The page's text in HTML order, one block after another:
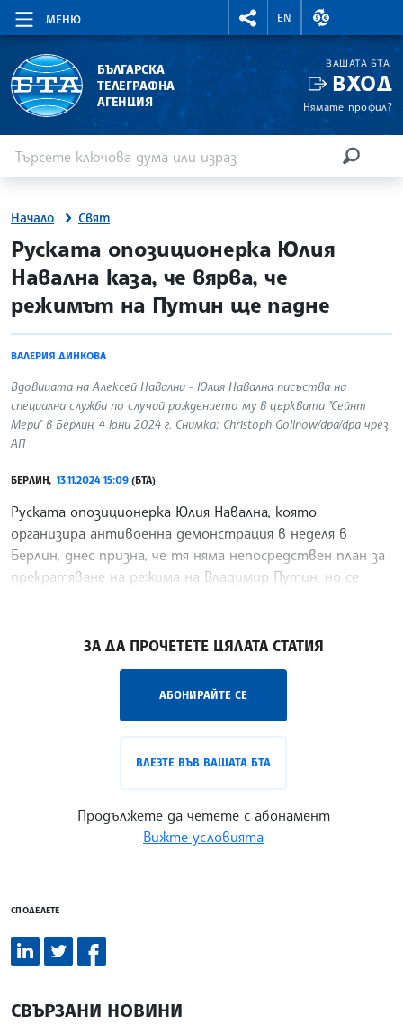
МЕНЮ
RIGHTMENU.SOCIAL
EN
ВАЛУТНИ
БЪЛГАРСКА
ТЕЛЕГРАФНА
АГЕНЦИЯ
ВАШАТА БТА
ВХОД
Нямате профил?
Начало Свят
site.bta
Руската опозиционерка Юлия
Навална каза, че вярва, че
режимът на Путин ще падне
ВАЛЕРИЯ ДИНКОВА
Вдовицата на Алексей Навални - Юлия Навална писъства на
специална служба по случай рождението му в църквата "Сейнт
Мери" в Берлин, 4 юни 2024 г. Снимка: Christoph Gollnow/dpa/dpa чрез
АП
БЕРЛИН, 13.11.2024 15:09 (БТА)
Руската опозиционерка Юлия Навална, която
организира антивоенна демонстрация в неделя в
Берлин, днес призна, че тя няма непосредствен план за
прекратяване на режима на Владимир Путин, но се
ЗА ДА ПРОЧЕТЕТЕ ЦЯЛАТА СТАТИЯ
АБОНИРАЙТЕ СЕ
ВЛЕЗТЕ ВЪВ ВАШАТА БТА
Продължете да четете с абонамент
Вижте условията
СПОДЕЛЕТЕ
СВЪРЗАНИ НОВИНИ